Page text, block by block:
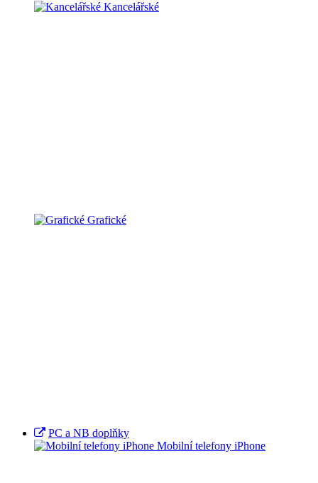
Kancelářské
Grafické
PC a NB doplňky
Mobilní telefony iPhone